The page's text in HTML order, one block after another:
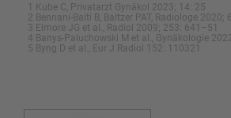
1 Kube C, Privatarzt Gynäkol 2023; 14: 25
2 Bennani-Baiti B, Baltzer PAT, Radiologe 2020;
3 Elmore JG et al., Radiol 2009; 253: 641–51
4 Banys-Paluchowski M et al., Gynäkologie
5 Byng D et al., Eur J Radiol 152: 110321